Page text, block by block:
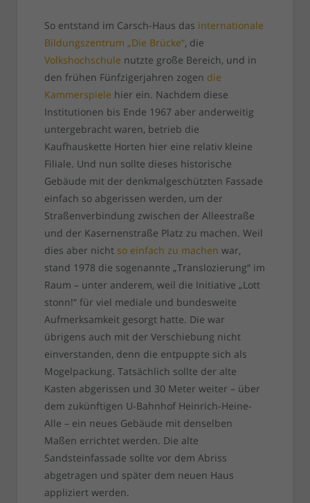
So entstand im Carsch-Haus das internationale
Bildungszentrum „Die Brücke“, die
Volkshochschule nutzte große Bereich, und in
den frühen Fünfzigerjahren zogen die
Kammerspiele hier ein. Nachdem diese
Institutionen bis Ende 1967 aber anderweitig
untergebracht waren, betrieb die
Kaufhauskette Horten hier eine relativ kleine
Filiale. Und nun sollte dieses historische
Gebäude mit der denkmalgeschützten Fassade
einfach so abgerissen werden, um der
Straßenverbindung zwischen der Alleestraße
und der Kasernenstraße Platz zu machen. Weil
dies aber nicht so einfach zu machen war,
stand 1978 die sogenannte „Translozierung“ im
Raum – unter anderem, weil die Initiative „Lott
stonn!“ für viel mediale und bundesweite
Aufmerksamkeit gesorgt hatte. Die war
übrigens auch mit der Verschiebung nicht
einverstanden, denn die entpuppte sich als
Mogelpackung. Tatsächlich sollte der alte
Kasten abgerissen und 30 Meter weiter – über
dem zukünftigen U-Bahnhof Heinrich-Heine-
Alle – ein neues Gebäude mit denselben
Maßen errichtet werden. Die alte
Sandsteinfassade sollte vor dem Abriss
abgetragen und später dem neuen Haus
appliziert werden.